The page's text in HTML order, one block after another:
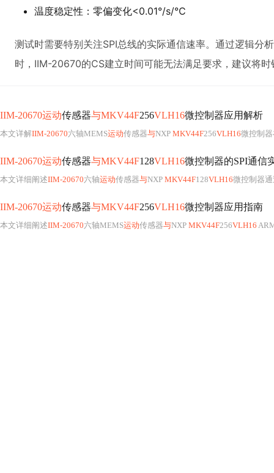
温度稳定性：零偏变化<0.01°/s/℃
测试时需要特别关注SPI总线的实际通信速率。通过逻辑分
时，IIM-20670的CS建立时间可能无法满足要求，建议将
IIM-20670运动传感器与MKV44F256VLH16微控制器应用解析
本文详解IIM-20670六轴MEMS运动传感器与NXP MKV44F256VLH16微控制
IIM-20670运动传感器与MKV44F128VLH16微控制器的SPI通信
本文详细阐述IIM-20670六轴运动传感器与NXP MKV44F128VLH16微控制器通过
IIM-20670运动传感器与MKV44F256VLH16微控制器应用指南
本文详细阐述IIM-20670六轴MEMS运动传感器与NXP MKV44F256VLH16